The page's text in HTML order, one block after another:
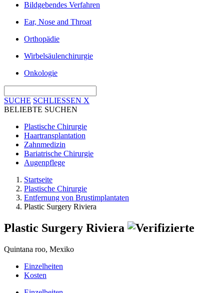
Bildgebendes Verfahren
Ear, Nose and Throat
Orthopädie
Wirbelsäulenchirurgie
Onkologie
SUCHE SCHLIESSEN X
BELIEBTE SUCHEN
Plastische Chirurgie
Haartransplantation
Zahnmedizin
Bariatrische Chirurgie
Augenpflege
Startseite
Plastische Chirurgie
Entfernung von Brustimplantaten
Plastic Surgery Riviera
Plastic Surgery Riviera
Quintana roo, Mexiko
Einzelheiten
Kosten